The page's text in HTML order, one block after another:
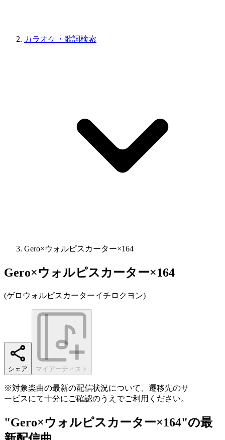
カラオケ・歌詞検索
Gero×ウォルピスカーター×164
Gero×ウォルピスカーター×164
(ゲロウォルピスカーターイチロクヨン)
シェア マイアーティスト
※対象楽曲の最新の配信状況について、遷移先のサ
ービスにて十分にご確認のうえでご利用ください。
"Gero×ウォルピスカーター×164"の最